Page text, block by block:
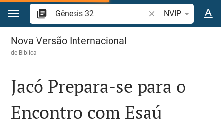
Ir para o conteúdo
Pesquise
NVIP
Gênesis 32
Nova Versão Internacional
de Biblica
Jacó Prepara-se para o
Encontro com Esaú